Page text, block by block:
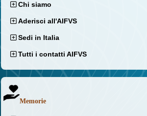
Chi siamo
Aderisci all'AIFVS
Sedi in Italia
Tutti i contatti AIFVS
Memorie